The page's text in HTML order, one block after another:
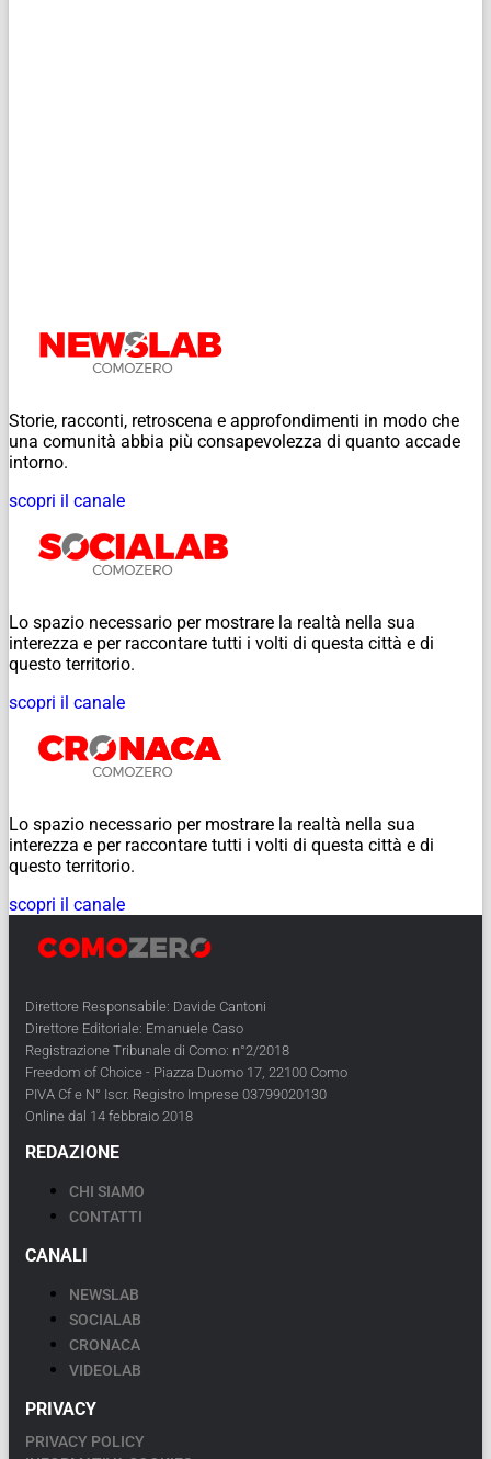
Storie, racconti, retroscena e approfondimenti in modo che
una comunità abbia più consapevolezza di quanto accade
intorno.
scopri il canale
Lo spazio necessario per mostrare la realtà nella sua
interezza e per raccontare tutti i volti di questa città e di
questo territorio.
scopri il canale
Lo spazio necessario per mostrare la realtà nella sua
interezza e per raccontare tutti i volti di questa città e di
questo territorio.
scopri il canale
Direttore Responsabile: Davide Cantoni
Direttore Editoriale: Emanuele Caso
Registrazione Tribunale di Como: n°2/2018
Freedom of Choice - Piazza Duomo 17, 22100 Como
PIVA Cf e N° Iscr. Registro Imprese 03799020130
Online dal 14 febbraio 2018
REDAZIONE
CHI SIAMO
CONTATTI
CANALI
NEWSLAB
SOCIALAB
CRONACA
VIDEOLAB
PRIVACY
PRIVACY POLICY